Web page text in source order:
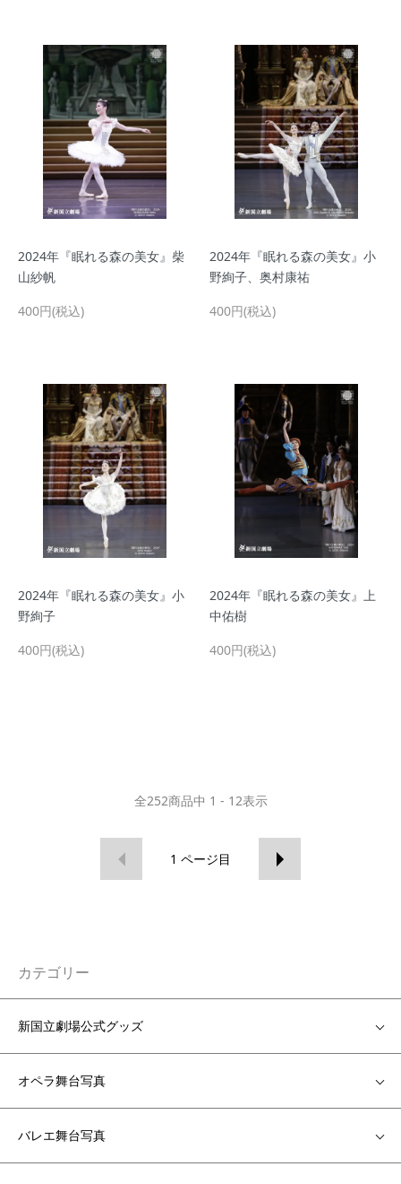
2024年『眠れる森の美女』柴
山紗帆
400円(税込)
2024年『眠れる森の美女』小
野絢子、奥村康祐
400円(税込)
2024年『眠れる森の美女』小
野絢子
400円(税込)
2024年『眠れる森の美女』上
中佑樹
400円(税込)
全252商品中 1 - 12表示
1 ページ目
カテゴリー
新国立劇場公式グッズ
オペラ舞台写真
バレエ舞台写真